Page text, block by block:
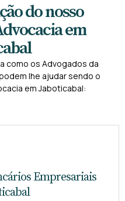
do nosso
em
como os Advogados da
lhe ajudar sendo o
em Jaboticabal:
Empresariais